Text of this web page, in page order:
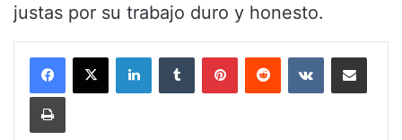
justas por su trabajo duro y honesto.